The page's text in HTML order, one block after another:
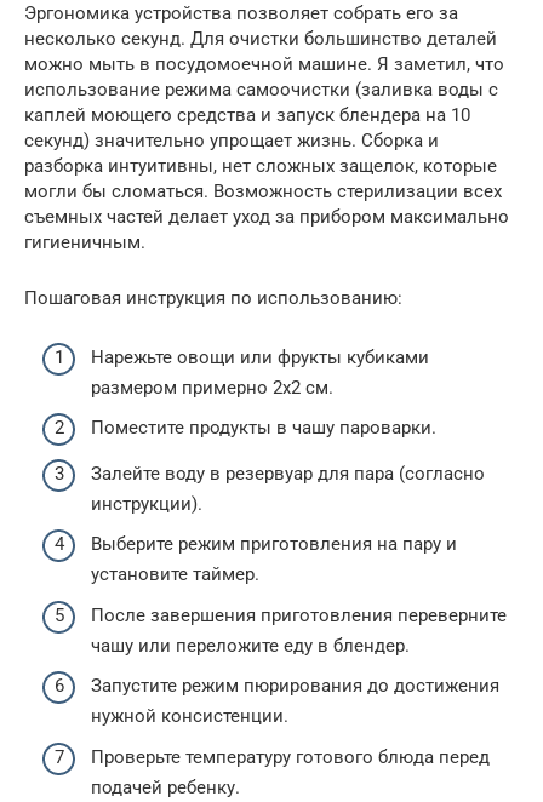
Эргономика устройства позволяет собрать его за
несколько секунд. Для очистки большинство деталей
можно мыть в посудомоечной машине. Я заметил, что
использование режима самоочистки (заливка воды с
каплей моющего средства и запуск блендера на 10
секунд) значительно упрощает жизнь. Сборка и
разборка интуитивны, нет сложных защелок, которые
могли бы сломаться. Возможность стерилизации всех
съемных частей делает уход за прибором максимально
гигиеничным.
Пошаговая инструкция по использованию:
Нарежьте овощи или фрукты кубиками
размером примерно 2х2 см.
Поместите продукты в чашу пароварки.
Залейте воду в резервуар для пара (согласно
инструкции).
Выберите режим приготовления на пару и
установите таймер.
После завершения приготовления переверните
чашу или переложите еду в блендер.
Запустите режим пюрирования до достижения
нужной консистенции.
Проверьте температуру готового блюда перед
подачей ребенку.